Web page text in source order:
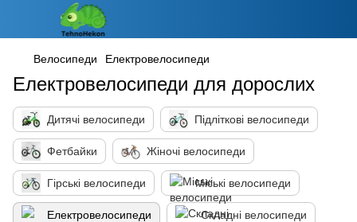
Велосипеди Електровелосипеди
Електровелосипеди для дорослих
Дитячі велосипеди Підліткові велосипеди
Фетбайки Жіночі велосипеди
Гірські велосипеди Міські велосипеди
Електровелосипеди Складні велосипеди